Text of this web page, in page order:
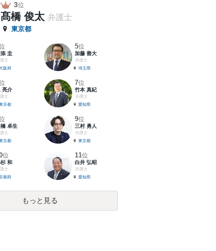
3位
髙橋 俊太 弁護士
東京都
添 圭
士
阪府
5位
加藤 善大
弁護士
埼玉県
亮介
士
京都
7位
竹本 真紀
弁護士
愛知県
卓生
士
京都
9位
三村 勇人
弁護士
東京都
位
和
士
都府
11位
白井 弘昭
弁護士
愛知県
もっと見る